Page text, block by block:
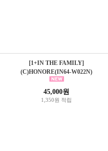
[1+IN THE FAMILY]
(C)HONORE(IN64-W022N)
45,000원
1,350원 적립